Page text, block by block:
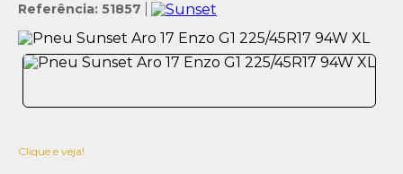
Referência: 51857
Clique e veja!